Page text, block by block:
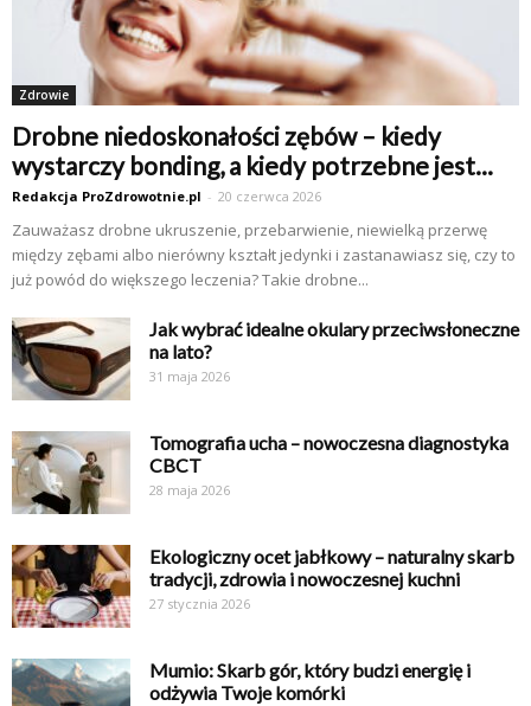
Zdrowie
Drobne niedoskonałości zębów – kiedy
wystarczy bonding, a kiedy potrzebne jest...
Redakcja ProZdrowotnie.pl - 20 czerwca 2026
Zauważasz drobne ukruszenie, przebarwienie, niewielką przerwę
między zębami albo nierówny kształt jedynki i zastanawiasz się, czy to
już powód do większego leczenia? Takie drobne...
Jak wybrać idealne okulary przeciwsłoneczne
na lato?
31 maja 2026
Tomografia ucha – nowoczesna diagnostyka
CBCT
28 maja 2026
Ekologiczny ocet jabłkowy – naturalny skarb
tradycji, zdrowia i nowoczesnej kuchni
27 stycznia 2026
Mumio: Skarb gór, który budzi energię i
odżywia Twoje komórki